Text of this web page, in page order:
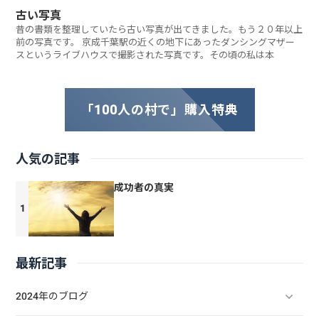
古い写真
昔の書類を整理していたら古い写真が出てきました。もう２０年以上
前の写真です。 京成千葉駅の近くの地下にあったダンシングマザー
スというライブハウスで撮影された写真です。その頃の私は本
「100人の村で」購入特典
人気の記事
成功者の真実
最新記事
2024年のブログ